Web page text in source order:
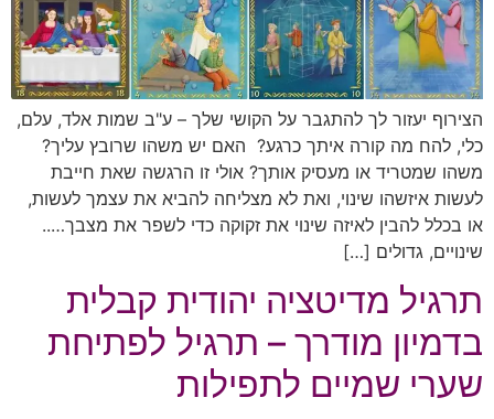
הצירוף יעזור לך להתגבר על הקושי שלך – ע"ב שמות אלד, עלם,
כלי, להח מה קורה איתך כרגע? האם יש משהו שרובץ עליך?
משהו שמטריד או מעסיק אותך? אולי זו הרגשה שאת חייבת
לעשות איזשהו שינוי, ואת לא מצליחה להביא את עצמך לעשות,
או בכלל להבין לאיזה שינוי את זקוקה כדי לשפר את מצבך…..
שינויים, גדולים […]
תרגיל מדיטציה יהודית קבלית
בדמיון מודרך – תרגיל לפתיחת
שערי שמיים לתפילות